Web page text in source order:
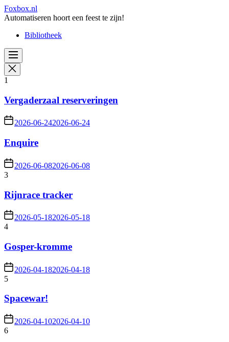
Skip
to
content
Foxbox.nl
Automatiseren hoort een feest te zijn!
Bibliotheek
1
Vergaderzaal reserveringen
2026-06-242026-06-24
Enquire
2026-06-082026-06-08
3
Rijnrace tracker
2026-05-182026-05-18
4
Gosper-kromme
2026-04-182026-04-18
5
Spacewar!
2026-04-102026-04-10
6